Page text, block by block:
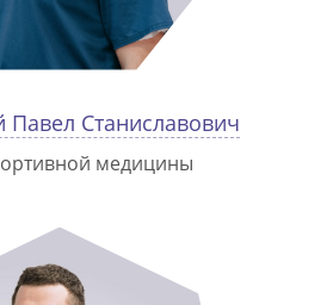
Павел Станиславович
медицины